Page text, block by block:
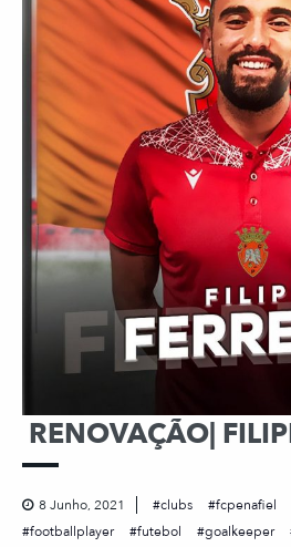
RENOVAÇÃO|
8 Junho, 2021 clubs fcpenafiel
footballplayer
futebol goalkeeper